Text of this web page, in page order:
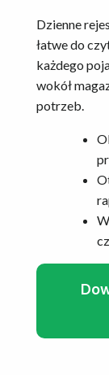
Dzienne
łatwe do
każdego
wokół
potrzeb.